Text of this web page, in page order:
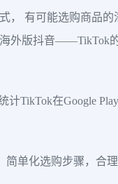
有可能选购商品
外版抖音——TikTok
TikTok在Google
单化选购步骤，合